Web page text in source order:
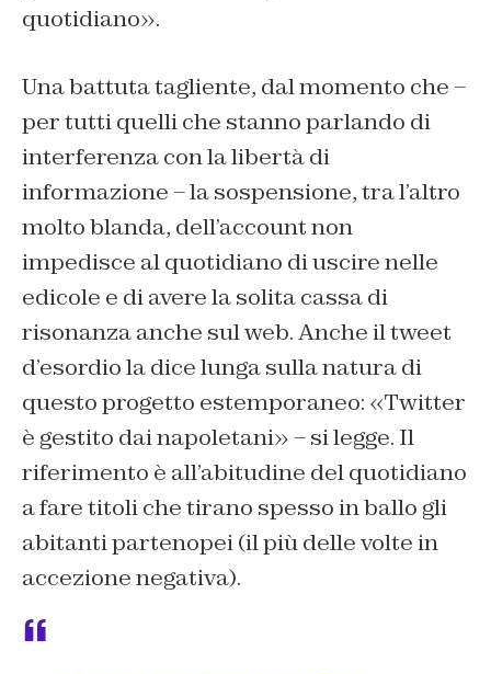
quotidiano».
Una battuta tagliente, dal momento che –
per tutti quelli che stanno parlando di
interferenza con la libertà di
informazione – la sospensione, tra l’altro
molto blanda, dell’account non
impedisce al quotidiano di uscire nelle
edicole e di avere la solita cassa di
risonanza anche sul web. Anche il tweet
d’esordio la dice lunga sulla natura di
questo progetto estemporaneo: «Twitter
è gestito dai napoletani» – si legge. Il
riferimento è all’abitudine del quotidiano
a fare titoli che tirano spesso in ballo gli
abitanti partenopei (il più delle volte in
accezione negativa).